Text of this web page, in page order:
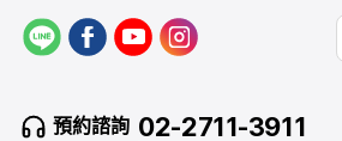
L
f
a
b
y
o
u
a
預約諮詢 02-2711-3911